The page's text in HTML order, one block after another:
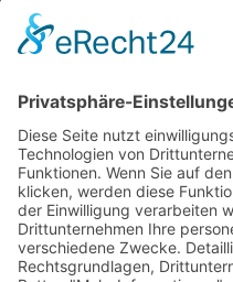
Weiterbildung und Schulung
SERVICE & RECHT
Infos zur Unparteilichkeit
Kontakt
Beschwerdestelle